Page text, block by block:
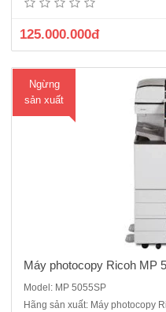
125.000.000đ
Ngừng
sản xuất
đa chức năng đen
Máy photocopy Ricoh MP
Model: MP 5055SP
Hãng sản xuất: Máy photocopy
Máy Photocopy Ricoh Aficio